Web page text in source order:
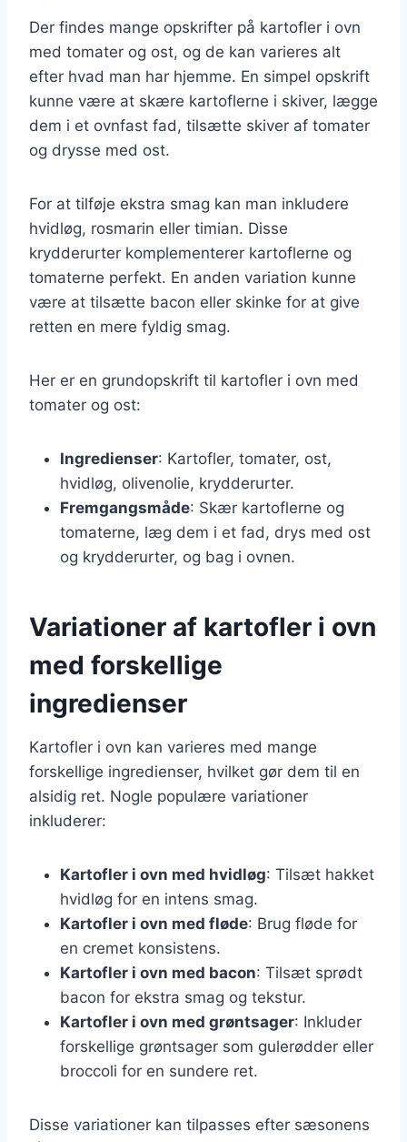
Der findes mange opskrifter på kartofler i ovn
med tomater og ost, og de kan varieres alt
efter hvad man har hjemme. En simpel opskrift
kunne være at skære kartoflerne i skiver, lægge
dem i et ovnfast fad, tilsætte skiver af tomater
og drysse med ost.
For at tilføje ekstra smag kan man inkludere
hvidløg, rosmarin eller timian. Disse
krydderurter komplementerer kartoflerne og
tomaterne perfekt. En anden variation kunne
være at tilsætte bacon eller skinke for at give
retten en mere fyldig smag.
Her er en grundopskrift til kartofler i ovn med
tomater og ost:
Ingredienser: Kartofler, tomater, ost,
hvidløg, olivenolie, krydderurter.
Fremgangsmåde: Skær kartoflerne og
tomaterne, læg dem i et fad, drys med ost
og krydderurter, og bag i ovnen.
Variationer af kartofler i ovn
med forskellige
ingredienser
Kartofler i ovn kan varieres med mange
forskellige ingredienser, hvilket gør dem til en
alsidig ret. Nogle populære variationer
inkluderer:
Kartofler i ovn med hvidløg: Tilsæt hakket
hvidløg for en intens smag.
Kartofler i ovn med fløde: Brug fløde for
en cremet konsistens.
Kartofler i ovn med bacon: Tilsæt sprødt
bacon for ekstra smag og tekstur.
Kartofler i ovn med grøntsager: Inkluder
forskellige grøntsager som gulerødder eller
broccoli for en sundere ret.
Disse variationer kan tilpasses efter sæsonens